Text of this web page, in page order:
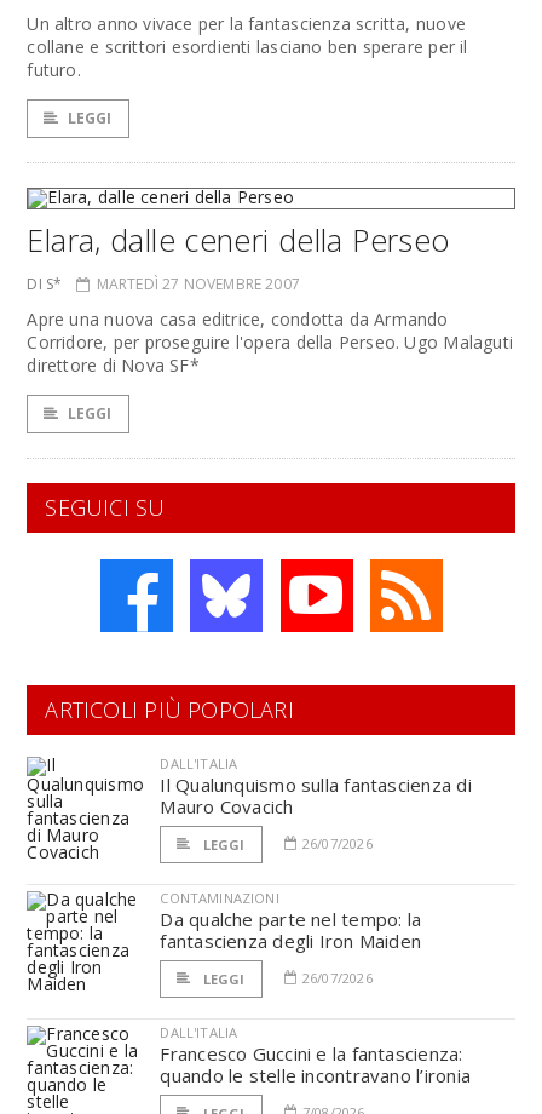
Un altro anno vivace per la fantascienza scritta, nuove
collane e scrittori esordienti lasciano ben sperare per il
futuro.
LEGGI
Elara, dalle ceneri della Perseo
DI S* MARTEDÌ 27 NOVEMBRE 2007
Apre una nuova casa editrice, condotta da Armando
Corridore, per proseguire l'opera della Perseo. Ugo Malaguti
direttore di Nova SF*
LEGGI
SEGUICI SU
ARTICOLI PIÙ POPOLARI
DALL'ITALIA
Il Qualunquismo sulla fantascienza di
Mauro Covacich
LEGGI 26/07/2026
CONTAMINAZIONI
Da qualche parte nel tempo: la
fantascienza degli Iron Maiden
LEGGI 26/07/2026
DALL'ITALIA
Francesco Guccini e la fantascienza:
quando le stelle incontravano l’ironia